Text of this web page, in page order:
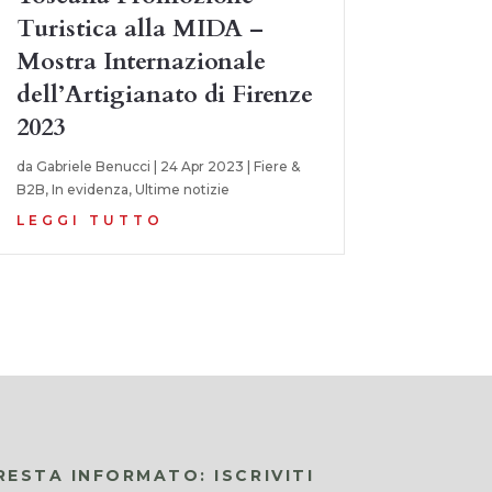
Turistica alla MIDA –
Mostra Internazionale
dell’Artigianato di Firenze
2023
da Gabriele Benucci | 24 Apr 2023 | Fiere &
B2B, In evidenza, Ultime notizie
LEGGI TUTTO
INFORMATO: ISCRIVITI